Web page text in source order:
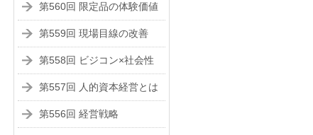
第560回 限定品の体験価値
第559回 現場目線の改善
第558回 ビジコン×社会性
第557回 人的資本経営とは
第556回 経営戦略